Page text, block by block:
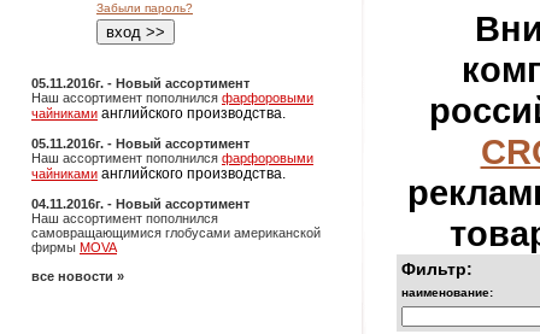
Забыли пароль?
05.11.2016г. - Новый ассортимент
Наш ассортимент пополнился фарфоровыми
чайниками английского производства.
05.11.2016г. - Новый ассортимент
Наш ассортимент пополнился фарфоровыми
чайниками английского производства.
04.11.2016г. - Новый ассортимент
Наш ассортимент пополнился
самовращающимися глобусами американской
фирмы MOVA
все новости »
Фильтр:
наименование: